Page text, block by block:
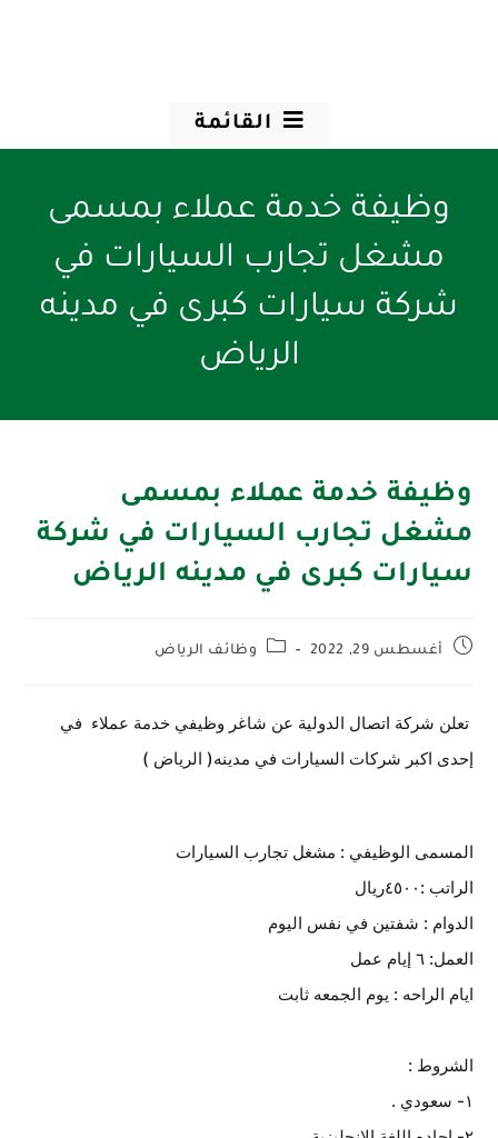
القائمة
وظيفة خدمة عملاء بمسمى
مشغل تجارب السيارات في
شركة سيارات كبرى في مدينه
الرياض
وظيفة خدمة عملاء بمسمى
مشغل تجارب السيارات في شركة
سيارات كبرى في مدينه الرياض
أغسطس 29, 2022 وظائف الرياض
تعلن شركة اتصال الدولية عن شاغر وظيفي خدمة عملاء في
إحدى اكبر شركات السيارات في مدينه( الرياض )
المسمى الوظيفي : مشغل تجارب السيارات
الراتب :٤٥٠٠ريال
الدوام : شفتين في نفس اليوم
العمل: ٦ إيام عمل
ايام الراحه : يوم الجمعه ثابت
الشروط :
١- سعودي .